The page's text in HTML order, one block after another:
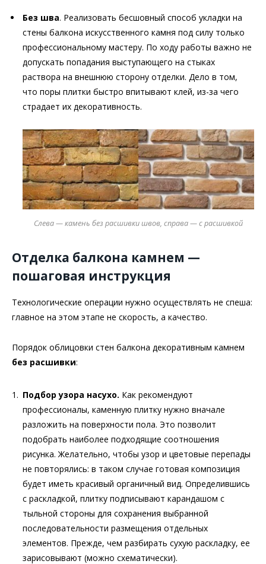
Без шва. Реализовать бесшовный способ укладки на
стены балкона искусственного камня под силу только
профессиональному мастеру. По ходу работы важно не
допускать попадания выступающего на стыках
раствора на внешнюю сторону отделки. Дело в том,
что поры плитки быстро впитывают клей, из-за чего
страдает их декоративность.
Слева — камень без расшивки швов, справа — с расшивкой
Отделка балкона камнем —
пошаговая инструкция
Технологические операции нужно осуществлять не спеша:
главное на этом этапе не скорость, а качество.
Порядок облицовки стен балкона декоративным камнем
без расшивки:
Подбор узора насухо. Как рекомендуют
профессионалы, каменную плитку нужно вначале
разложить на поверхности пола. Это позволит
подобрать наиболее подходящие соотношения
рисунка. Желательно, чтобы узор и цветовые перепады
не повторялись: в таком случае готовая композиция
будет иметь красивый органичный вид. Определившись
с раскладкой, плитку подписывают карандашом с
тыльной стороны для сохранения выбранной
последовательности размещения отдельных
элементов. Прежде, чем разбирать сухую раскладку, ее
зарисовывают (можно схематически).